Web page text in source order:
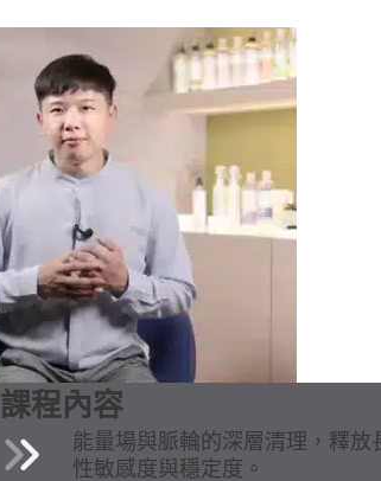
課程內容
能量場與脈輪的深層清理，釋
性敏感度與穩定度。